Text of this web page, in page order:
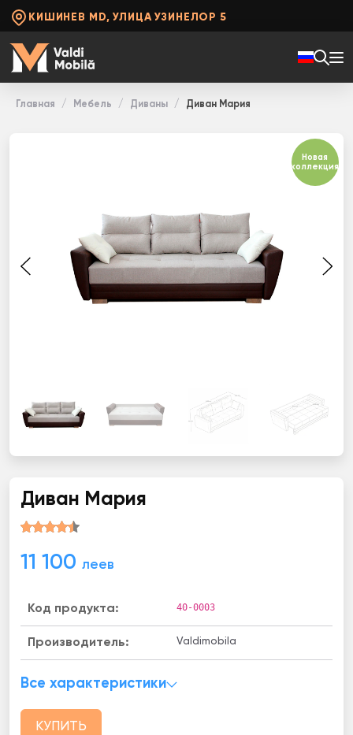
КИШИНЕВ MD, УЛИЦА УЗИНЕЛОР 5
Главная Мебель Диваны Диван Мария
Новая
коллекция
Диван Мария
11 100 леев
Код продукта: 40-0003
Производитель: Valdimobila
Все характеристики
КУПИТЬ